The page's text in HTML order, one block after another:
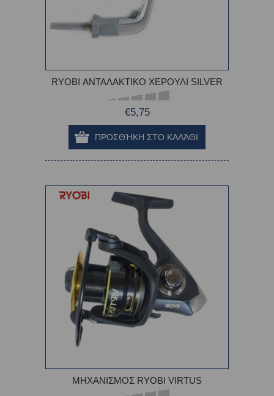
RYOBI ΑΝΤΑΛΑΚΤΙΚΟ ΧΕΡΟΥΛΙ SILVER
€5,75
MΗΧΑΝΙΣΜΟΣ RYOBI VIRTUS